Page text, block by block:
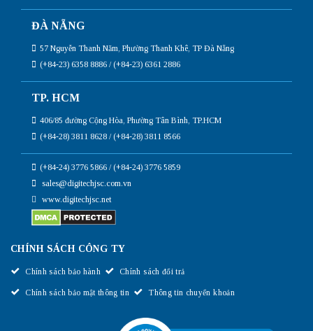
ĐÀ NẴNG
57 Nguyễn Thanh Năm, Phường Thanh Khê, TP Đà Nẵng
(+84-23) 6358 8886 / (+84-23) 6361 2886
TP. HCM
406/85 đường Cộng Hòa, Phường Tân Bình, TP.HCM
(+84-28) 3811 8628 / (+84-28) 3811 8566
(+84-24) 3776 5866 / (+84-24) 3776 5859
sales@digitechjsc.com.vn
www.digitechjsc.net
CHÍNH SÁCH CÔNG TY
Chính sách bảo hành Chính sách đổi trả
Chính sách bảo mật thông tin Thông tin chuyển khoản